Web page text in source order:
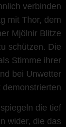
verbinden
mit Thor, dem
Mjölnir Blitze
schützen. Die
Stimme ihrer
bei Unwetter
die tief
wider, die das